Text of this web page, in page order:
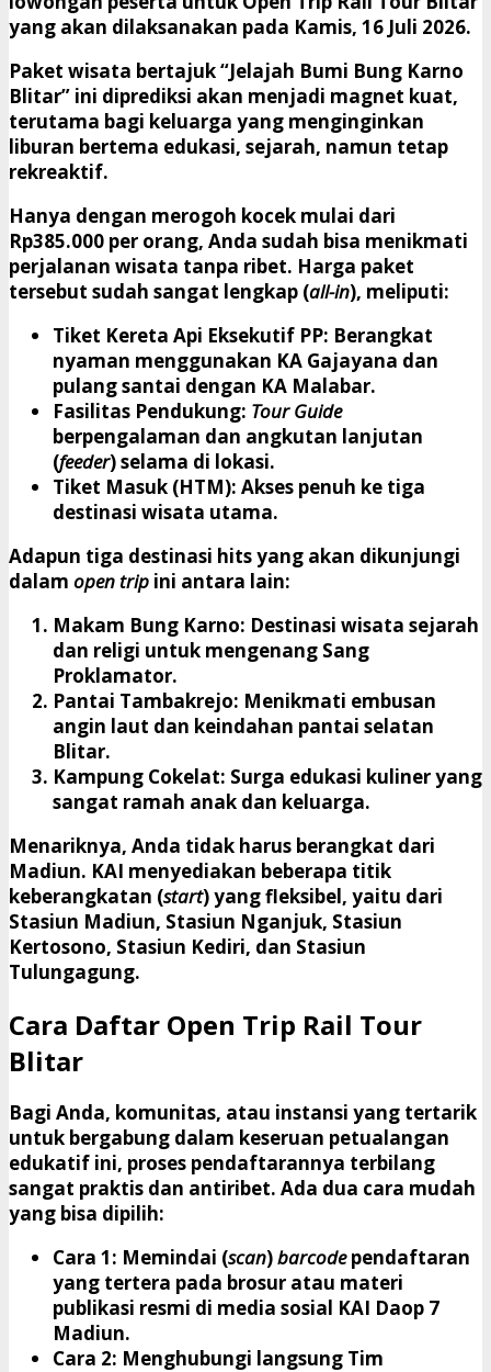
yang akan dilaksanakan pada Kamis, 16 Juli 2026.
​Paket wisata bertajuk “Jelajah Bumi Bung Karno
Blitar” ini diprediksi akan menjadi magnet kuat,
terutama bagi keluarga yang menginginkan
liburan bertema edukasi, sejarah, namun tetap
rekreaktif.
​Hanya dengan merogoh kocek mulai dari
Rp385.000 per orang, Anda sudah bisa menikmati
perjalanan wisata tanpa ribet. Harga paket
tersebut sudah sangat lengkap (all-in), meliputi:
Tiket Kereta Api Eksekutif PP: Berangkat
nyaman menggunakan KA Gajayana dan
pulang santai dengan KA Malabar.
Fasilitas Pendukung: Tour Guide
berpengalaman dan angkutan lanjutan
(feeder) selama di lokasi.
Tiket Masuk (HTM): Akses penuh ke tiga
destinasi wisata utama.
​Adapun tiga destinasi hits yang akan dikunjungi
dalam open trip ini antara lain:
Makam Bung Karno: Destinasi wisata sejarah
dan religi untuk mengenang Sang
Proklamator.
Pantai Tambakrejo: Menikmati embusan
angin laut dan keindahan pantai selatan
Blitar.
Kampung Cokelat: Surga edukasi kuliner yang
sangat ramah anak dan keluarga.
​Menariknya, Anda tidak harus berangkat dari
Madiun. KAI menyediakan beberapa titik
keberangkatan (start) yang fleksibel, yaitu dari
Stasiun Madiun, Stasiun Nganjuk, Stasiun
Kertosono, Stasiun Kediri, dan Stasiun
Tulungagung.
​Cara Daftar Open Trip Rail Tour
Blitar
​Bagi Anda, komunitas, atau instansi yang tertarik
untuk bergabung dalam keseruan petualangan
edukatif ini, proses pendaftarannya terbilang
sangat praktis dan antiribet. Ada dua cara mudah
yang bisa dipilih:
Cara 1: Memindai (scan)barcodependaftaran
yang tertera pada brosur atau materi
publikasi resmi di media sosial KAI Daop 7
Madiun.
Cara 2: Menghubungi langsung Tim